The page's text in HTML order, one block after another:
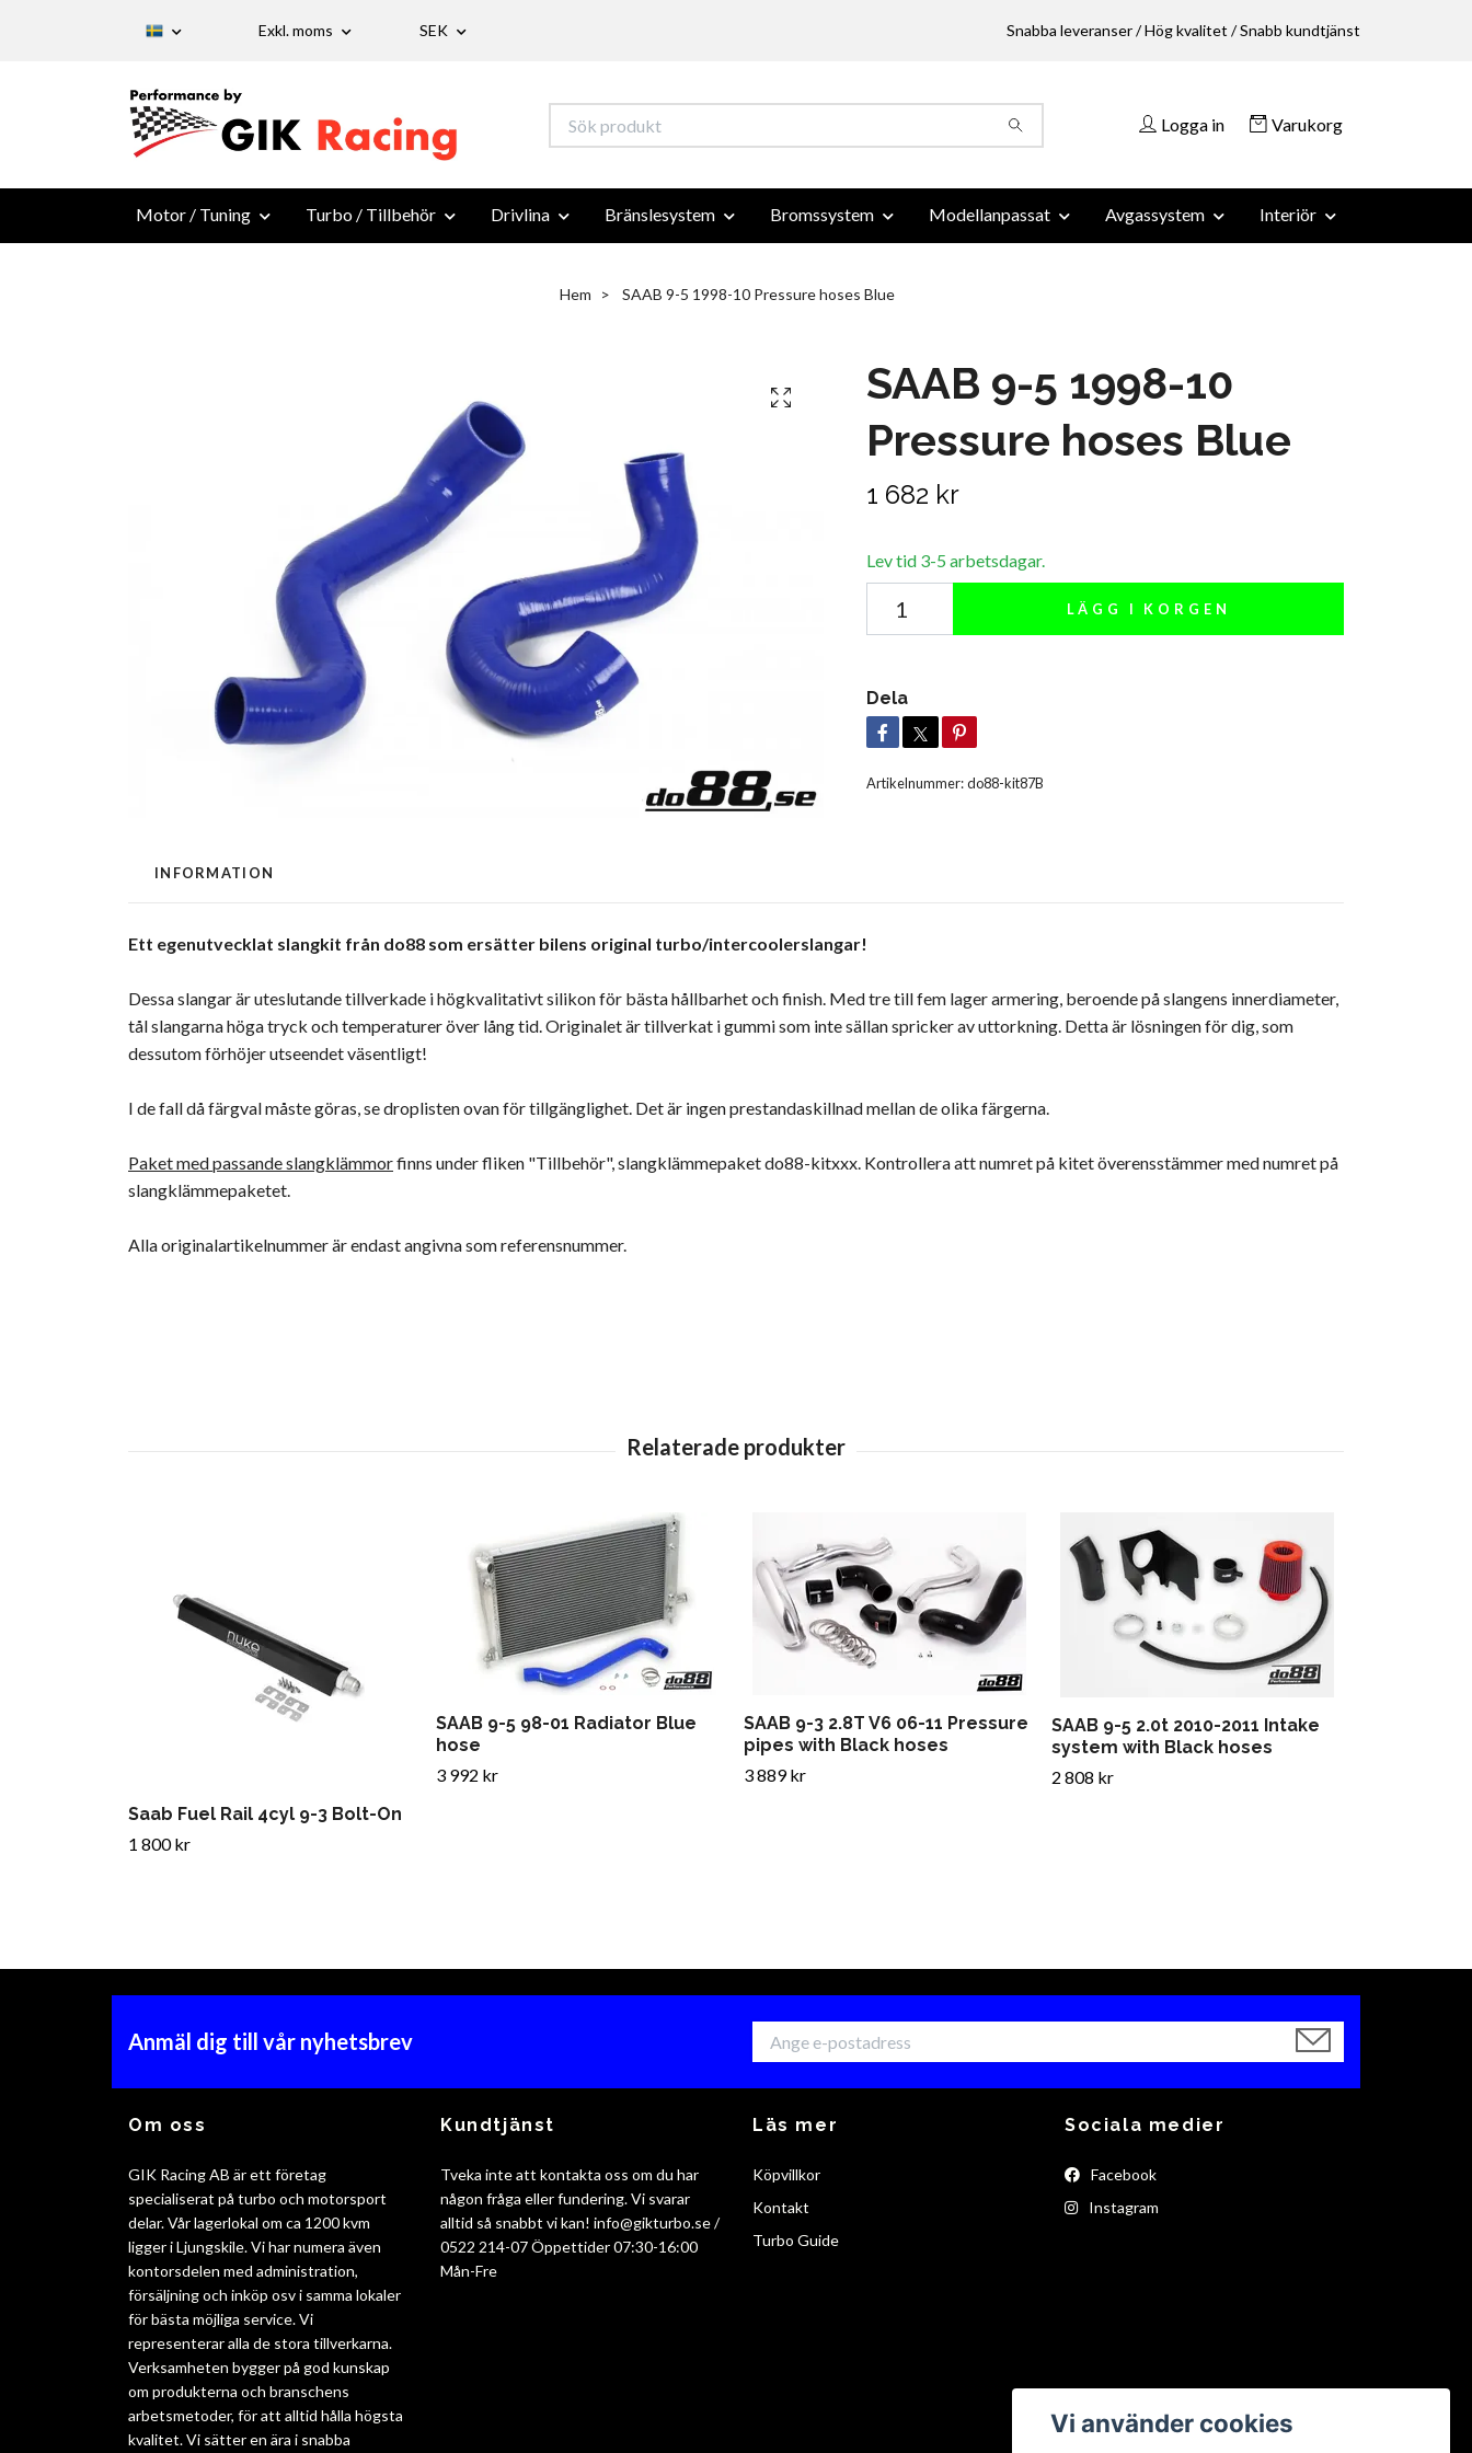
Exkl. moms SEK Snabba leveranser / Hög kvalitet / Snabb kundtjänst
Logga in Varukorg
Motor / Tuning Turbo / Tillbehör Drivlina Bränslesystem Bromssystem Modellanpassat Avgassystem Interiör
Hem SAAB 9-5 1998-10 Pressure hoses Blue
SAAB 9-5 1998-10
Pressure hoses Blue
1 682 kr
Lev tid 3-5 arbetsdagar.
LÄGG I KORGEN
Dela
Artikelnummer:do88-kit87B
INFORMATION
Ett egenutvecklat slangkit från do88 som ersätter bilens original turbo/intercoolerslangar!
Dessa slangar är uteslutande tillverkade i högkvalitativt silikon för bästa hållbarhet och finish. Med tre till fem lager armering, beroende på slangens innerdiameter,
tål slangarna höga tryck och temperaturer över lång tid. Originalet är tillverkat i gummi som inte sällan spricker av uttorkning. Detta är lösningen för dig, som
dessutom förhöjer utseendet väsentligt!
I de fall då färgval måste göras, se droplisten ovan för tillgänglighet. Det är ingen prestandaskillnad mellan de olika färgerna.
Paket med passande slangklämmorfinns under fliken "Tillbehör", slangklämmepaket do88-kitxxx. Kontrollera att numret på kitet överensstämmer med numret på
slangklämmepaketet.
Alla originalartikelnummer är endast angivna som referensnummer.
Saab Fuel Rail 4cyl 9-3 Bolt-On
1 800 kr
SAAB 9-5 98-01 Radiator Blue
hose
3 992 kr
SAAB 9-3 2.8T V6 06-11 Pressure
pipes with Black hoses
3 889 kr
SAAB 9-5 2.0t 2010-2011 Intake
system with Black hoses
2 808 kr
Anmäl dig till vår nyhetsbrev
Om oss
GIK Racing AB är ett företag
specialiserat på turbo och motorsport
delar. Vår lagerlokal om ca 1200 kvm
ligger i Ljungskile. Vi har numera även
kontorsdelen med administration,
försäljning och inköp osv i samma lokaler
för bästa möjliga service. Vi
representerar alla de stora tillverkarna.
Verksamheten bygger på god kunskap
om produkterna och branschens
arbetsmetoder, för att alltid hålla högsta
kvalitet. Vi sätter en ära i snabba
Kundtjänst
Tveka inte att kontakta oss om du har
någon fråga eller fundering. Vi svarar
alltid så snabbt vi kan! info@gikturbo.se/
0522 214-07 Öppettider 07:30-16:00
Mån-Fre
Läs mer
Köpvillkor
Kontakt
Turbo Guide
Sociala medier
Facebook
Instagram
Vi använder cookies